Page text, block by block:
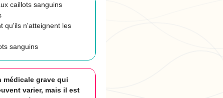
caillots sanguins
qu'ils n'atteignent les
sanguins
grave qui
varier, mais il est